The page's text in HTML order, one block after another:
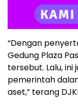
“Dengan
Gedung Plaza
tersebut. Lalu,
pemerintah
aset,” terang